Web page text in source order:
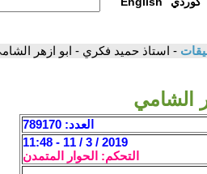
- استاذ حميد فكري - ابو ازهر
الشامي
العدد: 789170
2019 / 3 / 11 - 11:48
التحكم: الحوار المتمدن